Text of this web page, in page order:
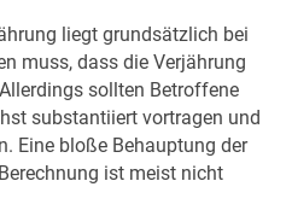
liegt grundsätzlich bei
muss, dass die Verjährung
sollten Betroffene
substantiiert vortragen und
Eine bloße Behauptung der
ist meist nicht